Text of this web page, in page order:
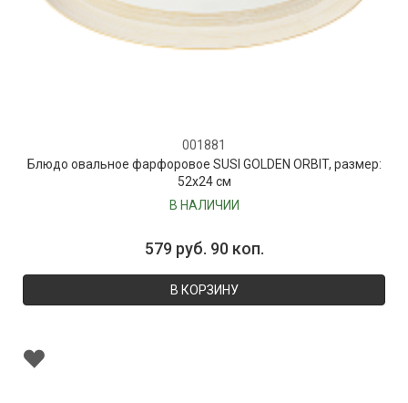
001881
Блюдо овальное фарфоровое SUSI GOLDEN ORBIT, размер:
52х24 см
В НАЛИЧИИ
579 руб. 90 коп.
В КОРЗИНУ